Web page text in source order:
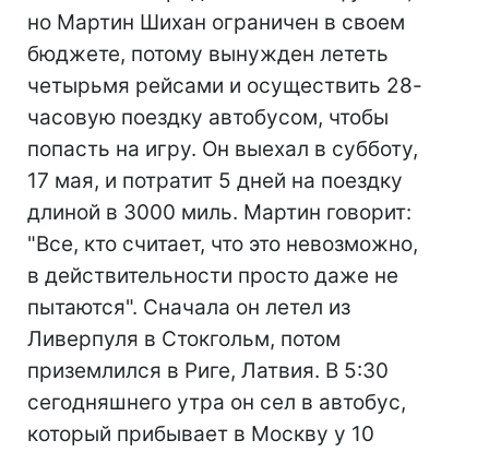
но Мартин Шихан ограничен в своем
бюджете, потому вынужден лететь
четырьмя рейсами и осуществить 28-
часовую поездку автобусом, чтобы
попасть на игру. Он выехал в субботу,
17 мая, и потратит 5 дней на поездку
длиной в 3000 миль. Мартин говорит:
"Все, кто считает, что это невозможно,
в действительности просто даже не
пытаются". Сначала он летел из
Ливерпуля в Стокгольм, потом
приземлился в Риге, Латвия. В 5:30
сегодняшнего утра он сел в автобус,
который прибывает в Москву у 10